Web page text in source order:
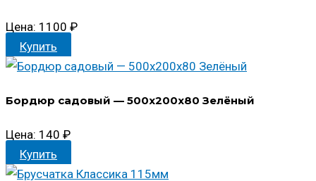
Цена: 1100 ₽
Купить
Бордюр садовый — 500x200x80 Зелёный
Цена: 140 ₽
Купить